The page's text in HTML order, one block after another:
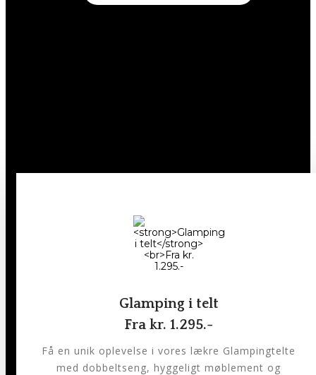
Glamping i telt
Fra kr. 1.295.-
Få en unik oplevelse i vores lækre Glampingtelte
med dobbeltseng, hyggeligt møblement og